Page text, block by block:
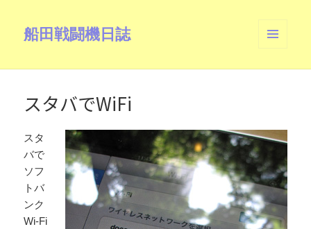
船田戦闘機日誌
ーとウ
スタバでWiFi
スタ
バで
ソフ
トバ
ンク
Wi-Fi